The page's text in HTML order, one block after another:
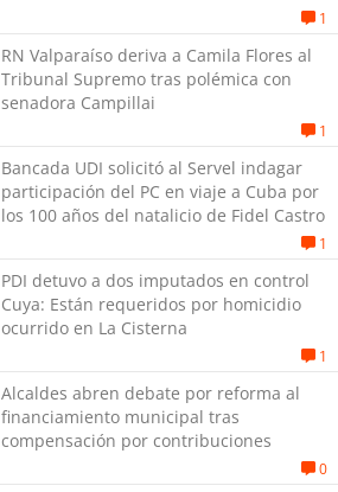
1
RN Valparaíso deriva a Camila Flores al
Tribunal Supremo tras polémica con
senadora Campillai
1
Bancada UDI solicitó al Servel indagar
participación del PC en viaje a Cuba por
los 100 años del natalicio de Fidel Castro
1
PDI detuvo a dos imputados en control
Cuya: Están requeridos por homicidio
ocurrido en La Cisterna
1
Alcaldes abren debate por reforma al
financiamiento municipal tras
compensación por contribuciones
0